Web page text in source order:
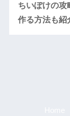
ちいぽけの攻
作る方法も紹